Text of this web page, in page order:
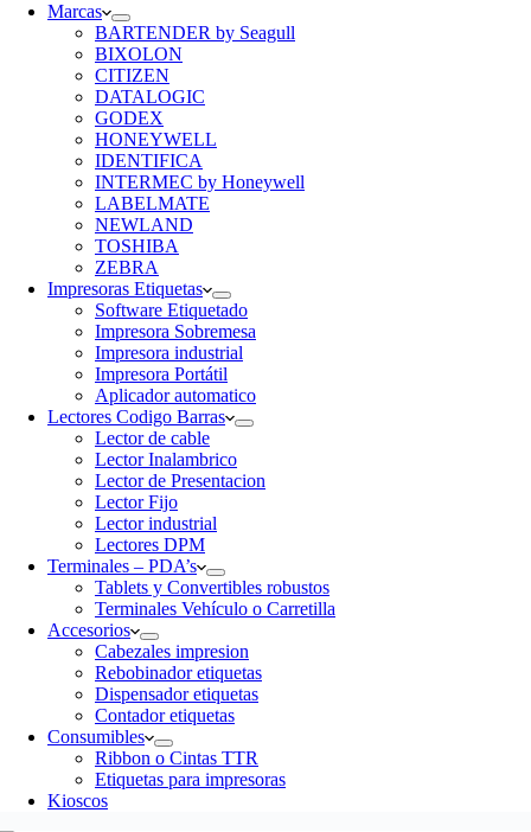
Marcas
BARTENDER by Seagull
BIXOLON
CITIZEN
DATALOGIC
GODEX
HONEYWELL
IDENTIFICA
INTERMEC by Honeywell
LABELMATE
NEWLAND
TOSHIBA
ZEBRA
Impresoras Etiquetas
Software Etiquetado
Impresora Sobremesa
Impresora industrial
Impresora Portátil
Aplicador automatico
Lectores Codigo Barras
Lector de cable
Lector Inalambrico
Lector de Presentacion
Lector Fijo
Lector industrial
Lectores DPM
Terminales – PDA’s
Tablets y Convertibles robustos
Terminales Vehículo o Carretilla
Accesorios
Cabezales impresion
Rebobinador etiquetas
Dispensador etiquetas
Contador etiquetas
Consumibles
Ribbon o Cintas TTR
Etiquetas para impresoras
Kioscos